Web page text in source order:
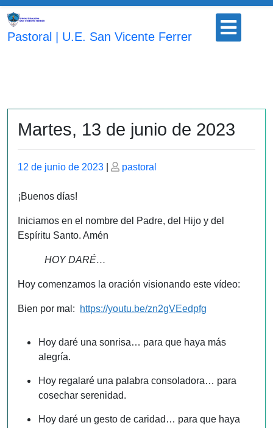
Saltar
contenido
Pastoral | U.E. San Vicente Ferrer
Botón
abrir
Martes, 13 de junio de 2023
Publicado
12 de junio de 2023
Publicado
pastoral
¡Buenos días!
Iniciamos en el nombre del Padre, del Hijo y del
Espíritu Santo. Amén
HOY DARÉ…
Hoy comenzamos la oración visionando este vídeo:
Bien por mal: https://youtu.be/zn2gVEedpfg
Hoy daré una sonrisa… para que haya más
alegría.
Hoy regalaré una palabra consoladora… para
cosechar serenidad.
Hoy daré un gesto de caridad… para que haya